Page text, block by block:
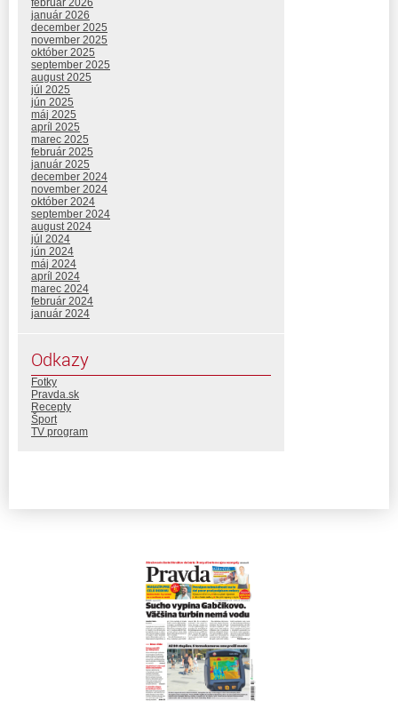
február 2026
január 2026
december 2025
november 2025
október 2025
september 2025
august 2025
júl 2025
jún 2025
máj 2025
apríl 2025
marec 2025
február 2025
január 2025
december 2024
november 2024
október 2024
september 2024
august 2024
júl 2024
jún 2024
máj 2024
apríl 2024
marec 2024
február 2024
január 2024
Odkazy
Fotky
Pravda.sk
Recepty
Šport
TV program